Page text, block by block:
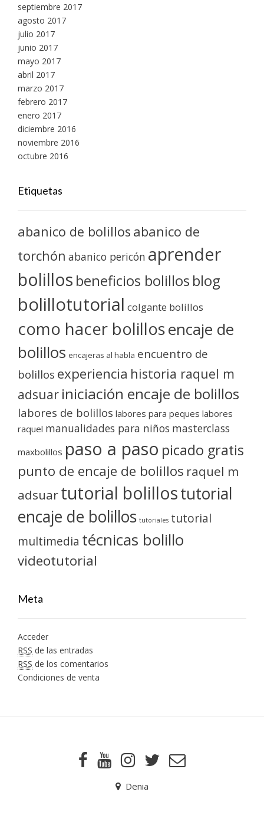
septiembre 2017
agosto 2017
julio 2017
junio 2017
mayo 2017
abril 2017
marzo 2017
febrero 2017
enero 2017
diciembre 2016
noviembre 2016
octubre 2016
Etiquetas
abanico de bolillos abanico de
torchón abanico pericón aprender
bolillos beneficios bolillos blog
bolillotutorial colgante bolillos
como hacer bolillosencaje de
bolillos encajeras al habla encuentro de
bolillos experiencia historia raquel m
adsuar iniciación encaje de bolillos
labores de bolillos labores para peques labores
raquel manualidades para niños masterclass
maxbolillos paso a paso picado gratis
punto de encaje de bolillos raquel m
adsuartutorial bolillostutorial
encaje de bolillos tutoriales tutorial
multimedia técnicas bolillo
videotutorial
Meta
Acceder
RSS de las entradas
RSS de los comentarios
Condiciones de venta
Denia